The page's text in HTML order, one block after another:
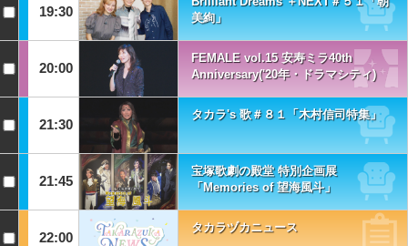
19:30
美絢」
20:00
FEMALE vol.15 安寿ミラ40th
Anniversary('20年・ドラマシティ)
21:30
タカラ's 歌＃８１「木村信司特集」
21:45
宝塚歌劇の殿堂 特別企画展
「Memories of 望海風斗」
22:00
タカラヅカニュース